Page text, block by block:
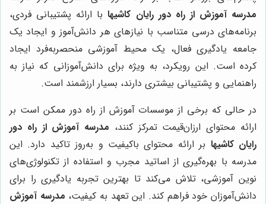
مدرسه آموزش از راه دور رایان کاشیهابا ارائه پشتیبانی فردی،
برنامه‌های درسی متناسب با نیازهای هر دانش‌آموز و ایجاد یک
جامعه یادگیری فعال، یک محیط آموزشی منحصربه‌فرد ایجاد
کرده است. این رویکرد، به ویژه برای دانش‌آموزانی که نیاز به
راهنمایی و پشتیبانی بیشتری دارند، بسیار ارزشمند است.
در حالی که برخی از موسسات آموزش از راه دور ممکن است بر
ارائه محتوای ارزان‌قیمت تمرکز کنند، مدرسه آموزش از راه دور
رایان کاشیها بر ارائه محتوای باکیفیت و به‌روز تاکید دارد. این
مدرسه با بهره‌گیری از اساتید مجرب و استفاده از تکنولوژی‌های
نوین آموزشی، تلاش می‌کند تا بهترین تجربه یادگیری را برای
دانش‌آموزان خود فراهم کند. این تعهد به کیفیت، مدرسه آموزش